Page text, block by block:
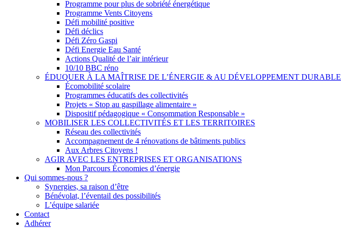
Programme pour plus de sobriété énergétique
Programme Vents Citoyens
Défi mobilité positive
Défi déclics
Défi Zéro Gaspi
Défi Energie Eau Santé
Actions Qualité de l’air intérieur
10/10 BBC réno
ÉDUQUER À LA MAÎTRISE DE L’ÉNERGIE & AU DÉVELOPPEMENT DURABLE
Écomobilité scolaire
Programmes éducatifs des collectivités
Projets « Stop au gaspillage alimentaire »
Dispositif pédagogique « Consommation Responsable »
MOBILISER LES COLLECTIVITÉS ET LES TERRITOIRES
Réseau des collectivités
Accompagnement de 4 rénovations de bâtiments publics
Aux Arbres Citoyens !
AGIR AVEC LES ENTREPRISES ET ORGANISATIONS
Mon Parcours Économies d’énergie
Qui sommes-nous ?
Synergies, sa raison d’être
Bénévolat, l’éventail des possibilités
L’équipe salariée
Contact
Adhérer